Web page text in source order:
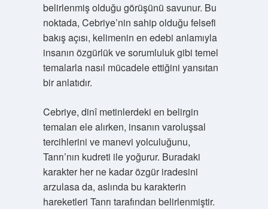
belirlenmiş olduğu görüşünü savunur. Bu
noktada, Cebriye’nin sahip olduğu felsefi
bakış açısı, kelimenin en edebi anlamıyla
insanın özgürlük ve sorumluluk gibi temel
temalarla nasıl mücadele ettiğini yansıtan
bir anlatıdır.
Cebriye, dinî metinlerdeki en belirgin
temaları ele alırken, insanın varoluşsal
tercihlerini ve manevi yolculuğunu,
Tanrı’nın kudreti ile yoğurur. Buradaki
karakter her ne kadar özgür iradesini
arzulasa da, aslında bu karakterin
hareketleri Tanrı tarafından belirlenmiştir.